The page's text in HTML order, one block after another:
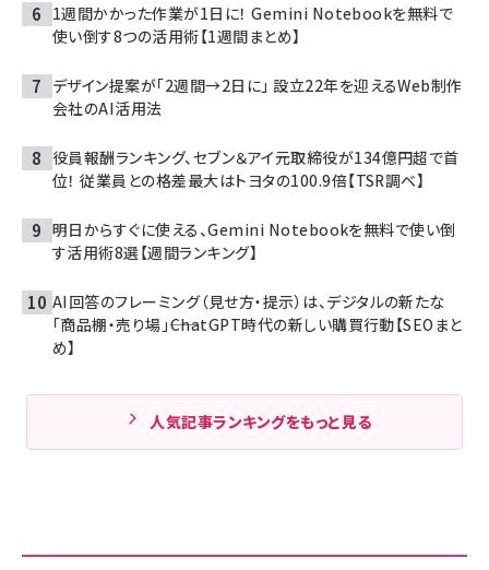
1週間かかった作業が1日に！ Gemini Notebookを無料で
使い倒す8つの活用術【1週間まとめ】
デザイン提案が「2週間→2日に」 設立22年を迎えるWeb制作
会社のAI活用法
役員報酬ランキング、セブン＆アイ元取締役が134億円超で首
位！ 従業員との格差最大はトヨタの100.9倍【TSR調べ】
明日からすぐに使える、Gemini Notebookを無料で使い倒
す活用術8選【週間ランキング】
AI回答のフレーミング（見せ方・提示）は、デジタルの新たな
「商品棚・売り場」――ChatGPT時代の新しい購買行動【SEOまと
め】
人気記事ランキングをもっと見る